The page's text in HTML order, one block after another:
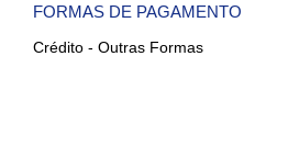
FORMAS DE PAGAMENTO
Crédito - Outras Formas